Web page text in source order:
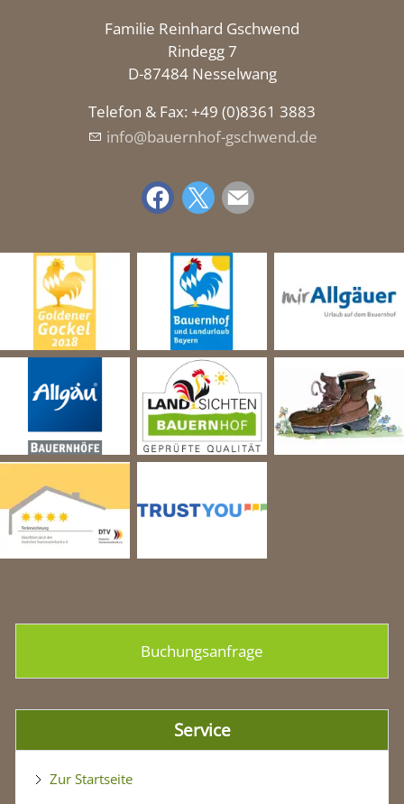
Familie Reinhard Gschwend
Rindegg 7
D-87484 Nesselwang
Telefon & Fax: +49 (0)8361 3883
nf
b rnh f-gschw nd d
Buchungsanfrage
Service
Zur Startseite